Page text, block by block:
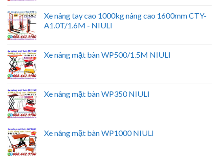
Xe nâng tay cao 1000kg nâng cao 1600mm CTY-
A1.0T/1.6M - NIULI
Xe nâng mặt bàn WP500/1.5M NIULI
Xe nâng mặt bàn WP350 NIULI
Xe nâng mặt bàn WP1000 NIULI